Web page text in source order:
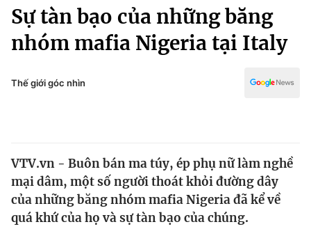
Chuyên mục
Chính trị
Thế giới
Tin tức
Kinh tế
Thể thao
Truyền hình
Y tế
Sự tàn bạo của những băng
nhóm mafia Nigeria tại Italy
Thế giới góc nhìn
VTV.vn - Buôn bán ma túy, ép phụ nữ làm nghề
mại dâm, một số người thoát khỏi đường dây
của những băng nhóm mafia Nigeria đã kể về
quá khứ của họ và sự tàn bạo của chúng.